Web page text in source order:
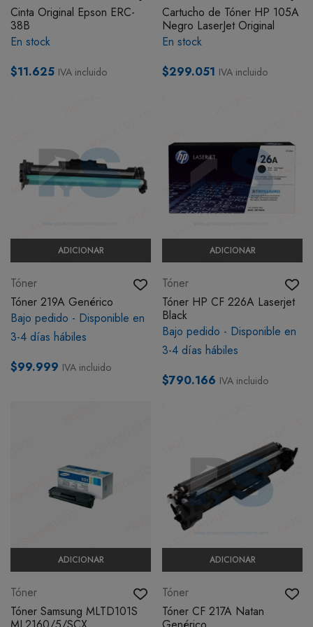
BOTIQUÍN
MI CUENTA
Cinta Original Epson ERC-
38B
En stock
$11.625 IVA incluido
Cartucho de Tóner HP 105A
Negro LaserJet Original
En stock
$299.051 IVA incluido
ADICIONAR
Tóner
Tóner 219A Genérico
Bajo pedido - Disponible en
3-4 días hábiles
$99.999 IVA incluido
ADICIONAR
Tóner
Tóner HP CF 226A Laserjet
Black
Bajo pedido - Disponible en
3-4 días hábiles
$790.166 IVA incluido
ADICIONAR
Tóner
Tóner Samsung MLTD101S
ADICIONAR
Tóner
Tóner CF 217A Natan